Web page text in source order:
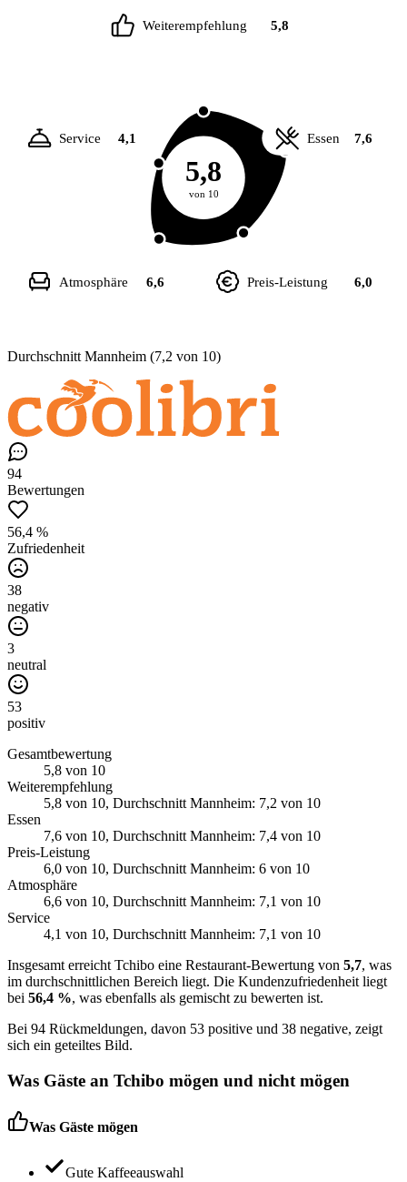
5,8
von 10
Weiterempfehlung 5,8
Essen 7,6
Preis-Leistung 6,0
Atmosphäre 6,6
Service 4,1
Durchschnitt Mannheim (7,2 von 10)
94
Bewertungen
56,4 %
Zufriedenheit
38
negativ
3
neutral
53
positiv
Gesamtbewertung
5,8 von 10
Weiterempfehlung
5,8 von 10, Durchschnitt Mannheim: 7,2 von 10
Essen
7,6 von 10, Durchschnitt Mannheim: 7,4 von 10
Preis-Leistung
6,0 von 10, Durchschnitt Mannheim: 6 von 10
Atmosphäre
6,6 von 10, Durchschnitt Mannheim: 7,1 von 10
Service
4,1 von 10, Durchschnitt Mannheim: 7,1 von 10
Insgesamt erreicht Tchibo eine Restaurant-Bewertung von 5,7, was
im durchschnittlichen Bereich liegt. Die Kundenzufriedenheit liegt
bei 56,4 %, was ebenfalls als gemischt zu bewerten ist.
Bei 94 Rückmeldungen, davon 53 positive und 38 negative, zeigt
sich ein geteiltes Bild.
Was Gäste an Tchibo mögen und nicht mögen
Was Gäste mögen
Gute Kaffeeauswahl